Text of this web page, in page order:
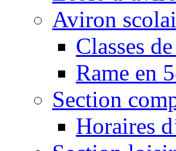
Aviron
Classes
Rame en
Section
Horaires